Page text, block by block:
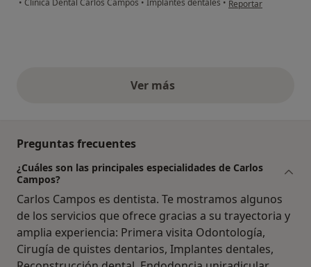
• Clínica Dental Carlos Campos • Implantes dentales • Reportar
Ver másopiniones anteriores
Preguntas frecuentes
¿Cuáles son las principales especialidades de Carlos
Campos?
Carlos Campos es dentista. Te mostramos algunos
de los servicios que ofrece gracias a su trayectoria y
amplia experiencia: Primera visita Odontología,
Cirugía de quistes dentarios, Implantes dentales,